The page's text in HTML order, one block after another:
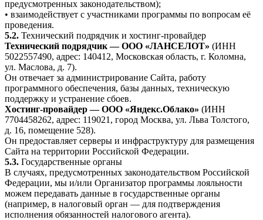
предусмотренных законодательством);
• взаимодействует с участниками программы по вопросам её
проведения.
5.2. Технический подрядчик и хостинг-провайдер
Технический подрядчик — ООО «ЛАНСЕЛОТ» (ИНН
5022557490, адрес: 140412, Московская область, г. Коломна,
ул. Маслова, д. 7).
Он отвечает за администрирование Сайта, работу
программного обеспечения, базы данных, техническую
поддержку и устранение сбоев.
Хостинг-провайдер — ООО «Яндекс.Облако» (ИНН
7704458262, адрес: 119021, город Москва, ул. Льва Толстого,
д. 16, помещение 528).
Он предоставляет серверы и инфраструктуру для размещения
Сайта на территории Российской Федерации.
5.3. Государственные органы
В случаях, предусмотренных законодательством Российской
Федерации, мы и/или Организатор программы лояльности
можем передавать данные в государственные органы
(например, в налоговый орган — для подтверждения
исполнения обязанностей налогового агента).